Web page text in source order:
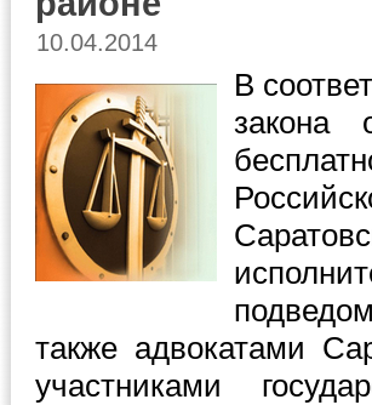
10.04.2014
В
также адвокатами
участниками